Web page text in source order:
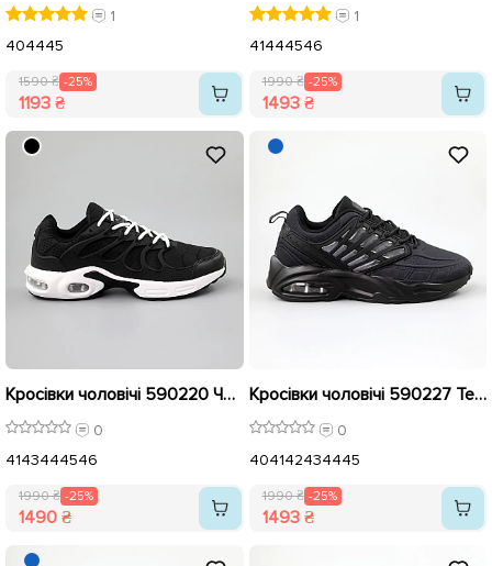
1
404445
1590 ₴ -25%
1193 ₴
1
41444546
1990 ₴ -25%
1493 ₴
Кросівки чоловічі 590220 Чорно-білі розпродаж
0
4143444546
1990 ₴ -25%
1490 ₴
Кросівки чоловічі 590227 Темно-сині розпродаж
0
404142434445
1990 ₴ -25%
1493 ₴